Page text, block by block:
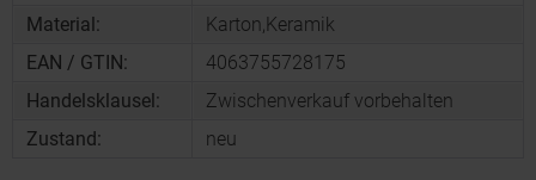
Material:
Karton,Keramik
EAN / GTIN:
4063755728175
Handelsklausel:
Zwischenverkauf vorbehalten
Zustand:
neu